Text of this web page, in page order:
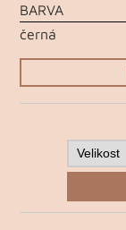
BARVA
černá